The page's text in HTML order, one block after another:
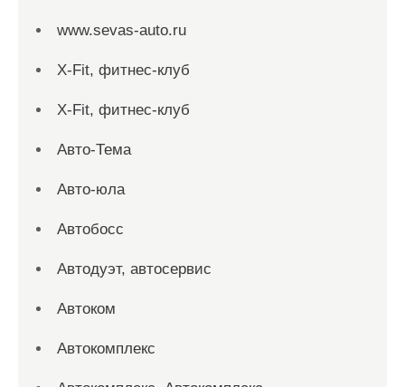
www.sevas-auto.ru
X-Fit, фитнес-клуб
X-Fit, фитнес-клуб
Авто-Тема
Авто-юла
Автобосс
Автодуэт, автосервис
Автоком
Автокомплекс